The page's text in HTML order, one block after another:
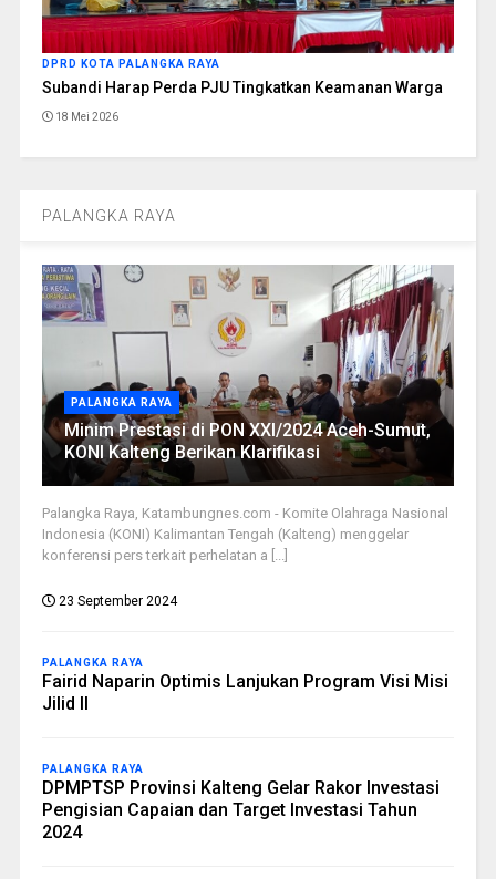
DPRD KOTA PALANGKA RAYA
Subandi Harap Perda PJU Tingkatkan Keamanan Warga
18 Mei 2026
PALANGKA RAYA
PALANGKA RAYA
Minim Prestasi di PON XXI/2024 Aceh-Sumut,
KONI Kalteng Berikan Klarifikasi
Palangka Raya, Katambungnes.com - Komite Olahraga Nasional
Indonesia (KONI) Kalimantan Tengah (Kalteng) menggelar
konferensi pers terkait perhelatan a [...]
23 September 2024
PALANGKA RAYA
Fairid Naparin Optimis Lanjukan Program Visi Misi
Jilid II
PALANGKA RAYA
DPMPTSP Provinsi Kalteng Gelar Rakor Investasi
Pengisian Capaian dan Target Investasi Tahun
2024